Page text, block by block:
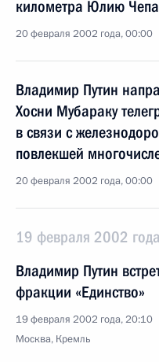
километра Юлию
20 февраля 2002 года, 00:00
Владимир Путин
Хосни Мубараку
в связи с
повлекшей
20 февраля 2002 года, 00:00
19 февраля 2002
Владимир Путин
фракции «Единство»
19 февраля 2002 года, 20:10
Москва, Кремль